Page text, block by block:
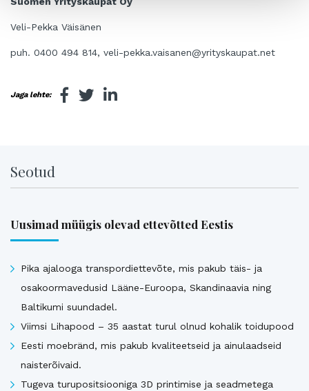
Veli-Pekka Väisänen
puh. 0400 494 814, veli-pekka.vaisanen@yrityskaupat.net
Jaga lehte:
Seotud
Uusimad müügis olevad ettevõtted Eestis
Pika ajalooga transpordiettevõte, mis pakub täis- ja
osakoormavedusid Lääne-Euroopa, Skandinaavia ning
Baltikumi suundadel.
Viimsi Lihapood – 35 aastat turul olnud kohalik toidupood
Eesti moebränd, mis pakub kvaliteetseid ja ainulaadseid
naisterõivaid.
Tugeva turupositsiooniga 3D printimise ja seadmetega